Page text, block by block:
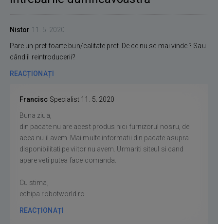
Nistor 11. 5. 2020
Pare un pret foarte bun/calitate pret. De ce nu se mai vinde ? Sau
când îl reintroducerii?
REACȚIONAȚI
Francisc Specialist 11. 5. 2020
Buna ziua,
din pacate nu are acest produs nici furnizorul nosru, de
acea nu il avem. Mai multe informatii din pacate asupra
disponibilitati pe viitor nu avem. Urmariti siteul si cand
apare veti putea face comanda.
Cu stima,
echipa robotworld.ro
REACȚIONAȚI